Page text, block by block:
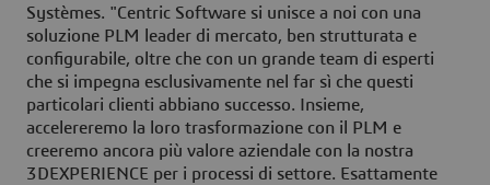
Systèmes. "Centric Software si unisce a noi con una
soluzione PLM leader di mercato, ben strutturata e
configurabile, oltre che con un grande team di esperti
che si impegna esclusivamente nel far sì che questi
particolari clienti abbiano successo. Insieme,
accelereremo la loro trasformazione con il PLM e
creeremo ancora più valore aziendale con la nostra
3DEXPERIENCE per i processi di settore. Esattamente